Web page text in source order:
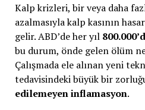
Kalp krizleri, bir veya daha
azalmasıyla kalp kasının
gelir. ABD’de her yıl
bu durum, önde gelen ölüm
Çalışmada ele alınan yeni
tedavisindeki büyük bir
edilemeyen inflamasyon.